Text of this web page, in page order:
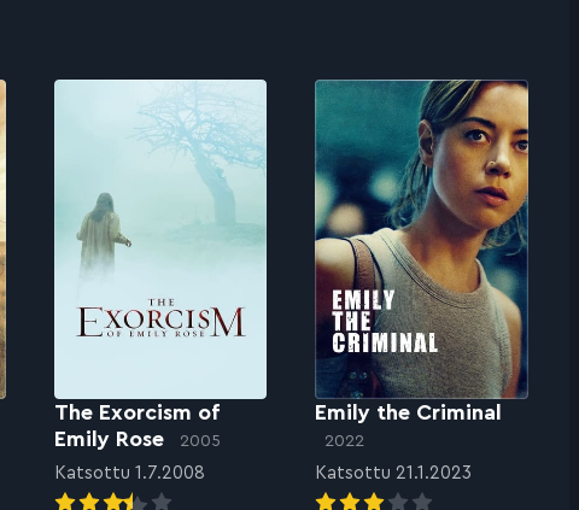
The Exorcism of
Emily Rose
2005
Katsottu 1.7.2008
Emily the Criminal
2022
Katsottu 21.1.2023